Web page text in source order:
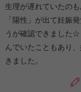
生理が遅れていたの
「陽性」が出て妊娠
うが確認できました
んでいたこともあり
きました。